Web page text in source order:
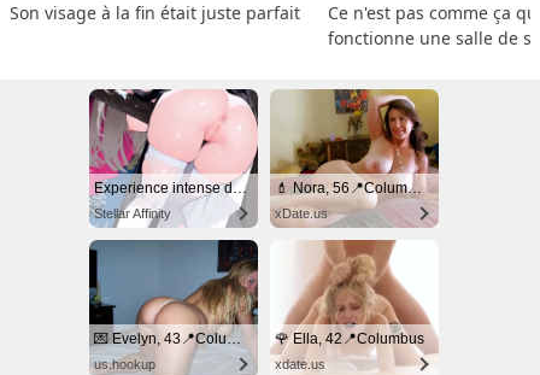
Son visage à la fin était juste parfait
Ce n'est pas comme ça
fonctionne une salle de